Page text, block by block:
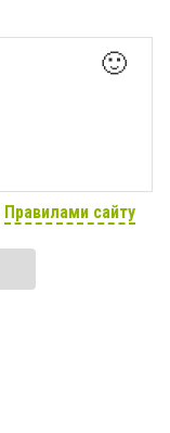
🙂
Правилами сайту